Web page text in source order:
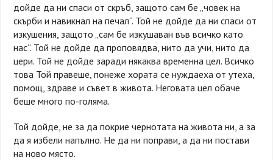
дойде да ни спаси от скръб, защото сам бе „човек на
скърби и навикнал на печал“. Той не дойде да ни спаси от
изкушения, защото „сам бе изкушаван във всичко като
нас“. Той не дойде да проповядва, нито да учи, нито да
цери. Той не дойде заради някаква временна цел. Всичко
това Той правеше, понеже хората се нуждаеха от утеха,
помощ, здраве и съвет в живота. Неговата цел обаче
беше много по-голяма.
Той дойде, не за да покрие чернотата на живота ни, а за
да я избели напълно. Не да ни поправи, а да ни постави
на ново място.